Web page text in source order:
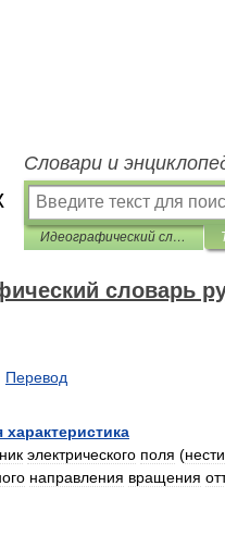
Словари и
Идеографический словарь русского языка
словарь
Перевод
характеристика
электрического поля (нести
направления вращения